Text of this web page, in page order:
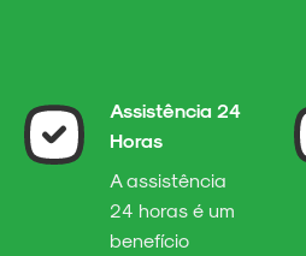
Assistência 24
Horas
A assistência
24 horas é um
benefício